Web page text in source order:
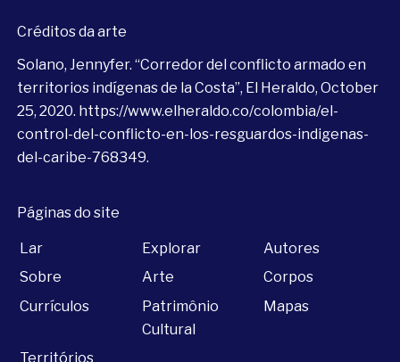
Créditos da arte
Solano, Jennyfer. “Corredor del conflicto armado en
territorios indígenas de la Costa”, El Heraldo, October
25, 2020. https://www.elheraldo.co/colombia/el-
control-del-conflicto-en-los-resguardos-indigenas-
del-caribe-768349.
Páginas do site
Lar Explorar
Autores
Sobre
Arte
Corpos
Currículos
Patrimônio
Cultural
Mapas
Territórios